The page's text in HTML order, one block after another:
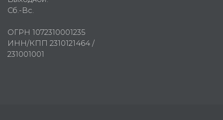
Сб.-Вс.
ОГРН 1072310001235
ИНН/КПП 2310121464 /
231001001